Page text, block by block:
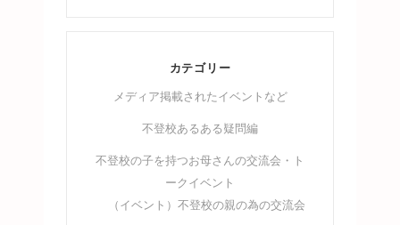
カテゴリー
メディア掲載されたイベントなど
不登校あるある疑問編
不登校の子を持つお母さんの交流会・ト
ークイベント
（イベント）不登校の親の為の交流会